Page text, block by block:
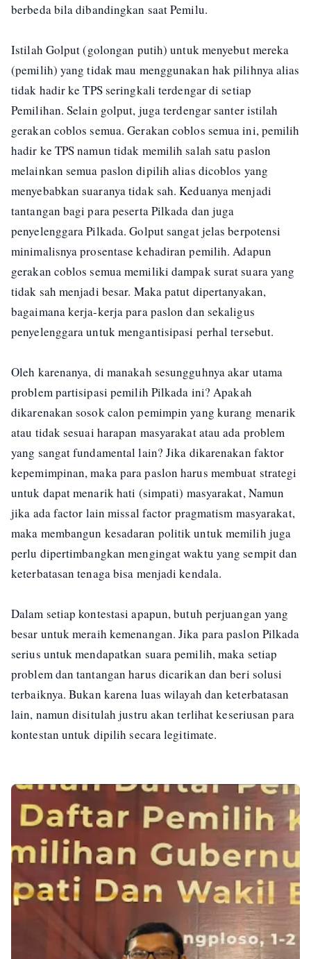
berbeda bila dibandingkan saat Pemilu.
Istilah Golput (golongan putih) untuk menyebut mereka
(pemilih) yang tidak mau menggunakan hak pilihnya alias
tidak hadir ke TPS seringkali terdengar di setiap
Pemilihan. Selain golput, juga terdengar santer istilah
gerakan coblos semua. Gerakan coblos semua ini, pemilih
hadir ke TPS namun tidak memilih salah satu paslon
melainkan semua paslon dipilih alias dicoblos yang
menyebabkan suaranya tidak sah. Keduanya menjadi
tantangan bagi para peserta Pilkada dan juga
penyelenggara Pilkada. Golput sangat jelas berpotensi
minimalisnya prosentase kehadiran pemilih. Adapun
gerakan coblos semua memiliki dampak surat suara yang
tidak sah menjadi besar. Maka patut dipertanyakan,
bagaimana kerja-kerja para paslon dan sekaligus
penyelenggara untuk mengantisipasi perhal tersebut.
Oleh karenanya, di manakah sesungguhnya akar utama
problem partisipasi pemilih Pilkada ini? Apakah
dikarenakan sosok calon pemimpin yang kurang menarik
atau tidak sesuai harapan masyarakat atau ada problem
yang sangat fundamental lain? Jika dikarenakan faktor
kepemimpinan, maka para paslon harus membuat strategi
untuk dapat menarik hati (simpati) masyarakat, Namun
jika ada factor lain missal factor pragmatism masyarakat,
maka membangun kesadaran politik untuk memilih juga
perlu dipertimbangkan mengingat waktu yang sempit dan
keterbatasan tenaga bisa menjadi kendala.
Dalam setiap kontestasi apapun, butuh perjuangan yang
besar untuk meraih kemenangan. Jika para paslon Pilkada
serius untuk mendapatkan suara pemilih, maka setiap
problem dan tantangan harus dicarikan dan beri solusi
terbaiknya. Bukan karena luas wilayah dan keterbatasan
lain, namun disitulah justru akan terlihat keseriusan para
kontestan untuk dipilih secara legitimate.